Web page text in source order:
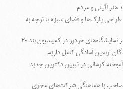
آئینی و مردم
پارک‌ها و فضای سبز» با توجه به
خودرو در کمیسیون بند ۲۰
اربعین آمادگی کامل داریم
کرمانی در تبیین دکترین جدید
با هماهنگی شرکت‌های مجری